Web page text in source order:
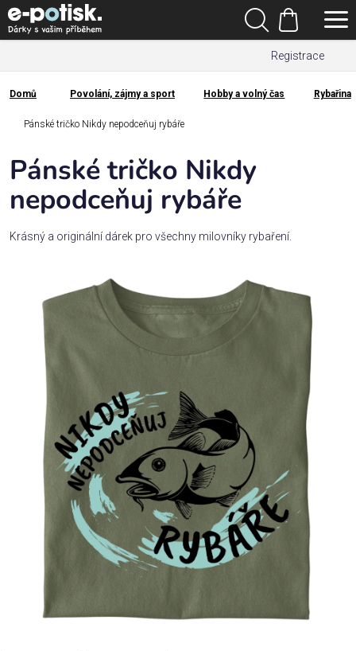
Přejít
na
obsah
Registrace
Hledat
Nákupní
košík
Kategorie
Dárek
Rodina
Povolání,
zájmy a
Domácnost
Kolekce
Přihlášení
Domů
Domů Povolání, zájmy a sport Hobby a volný čas Rybařina
Pánské tričko Nikdy nepodceňuj rybáře
Pánské tričko Nikdy
nepodceňuj rybáře
Krásný a originální dárek pro všechny milovníky rybaření.